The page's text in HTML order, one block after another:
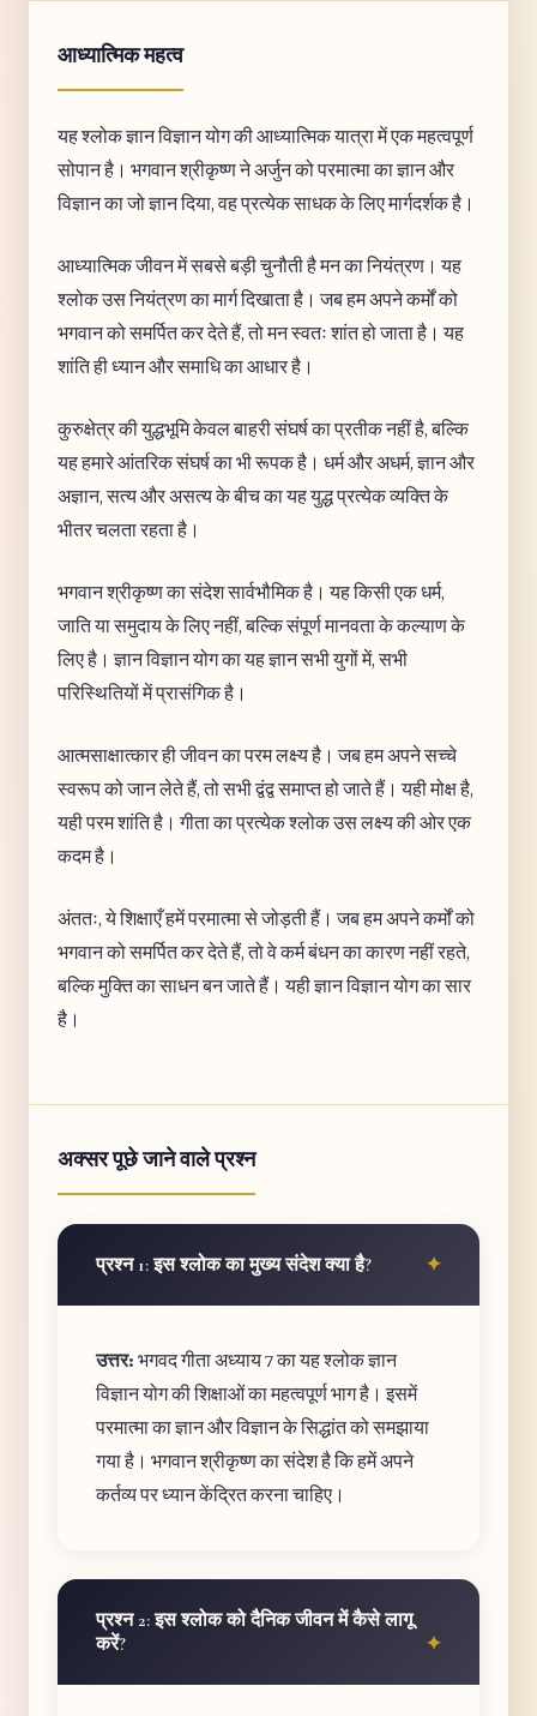
आध्यात्मिक महत्व
यह श्लोक ज्ञान विज्ञान योग की आध्यात्मिक यात्रा में एक महत्वपूर्ण
सोपान है। भगवान श्रीकृष्ण ने अर्जुन को परमात्मा का ज्ञान और
विज्ञान का जो ज्ञान दिया, वह प्रत्येक साधक के लिए मार्गदर्शक है।
आध्यात्मिक जीवन में सबसे बड़ी चुनौती है मन का नियंत्रण। यह
श्लोक उस नियंत्रण का मार्ग दिखाता है। जब हम अपने कर्मों को
भगवान को समर्पित कर देते हैं, तो मन स्वतः शांत हो जाता है। यह
शांति ही ध्यान और समाधि का आधार है।
कुरुक्षेत्र की युद्धभूमि केवल बाहरी संघर्ष का प्रतीक नहीं है, बल्कि
यह हमारे आंतरिक संघर्ष का भी रूपक है। धर्म और अधर्म, ज्ञान और
अज्ञान, सत्य और असत्य के बीच का यह युद्ध प्रत्येक व्यक्ति के
भीतर चलता रहता है।
भगवान श्रीकृष्ण का संदेश सार्वभौमिक है। यह किसी एक धर्म,
जाति या समुदाय के लिए नहीं, बल्कि संपूर्ण मानवता के कल्याण के
लिए है। ज्ञान विज्ञान योग का यह ज्ञान सभी युगों में, सभी
परिस्थितियों में प्रासंगिक है।
आत्मसाक्षात्कार ही जीवन का परम लक्ष्य है। जब हम अपने सच्चे
स्वरूप को जान लेते हैं, तो सभी द्वंद्व समाप्त हो जाते हैं। यही मोक्ष है,
यही परम शांति है। गीता का प्रत्येक श्लोक उस लक्ष्य की ओर एक
कदम है।
अंततः, ये शिक्षाएँ हमें परमात्मा से जोड़ती हैं। जब हम अपने कर्मों को
भगवान को समर्पित कर देते हैं, तो वे कर्म बंधन का कारण नहीं रहते,
बल्कि मुक्ति का साधन बन जाते हैं। यही ज्ञान विज्ञान योग का सार
है।
अक्सर पूछे जाने वाले प्रश्न
प्रश्न 1: इस श्लोक का मुख्य संदेश क्या है?
उत्तर: भगवद गीता अध्याय 7 का यह श्लोक ज्ञान
विज्ञान योग की शिक्षाओं का महत्वपूर्ण भाग है। इसमें
परमात्मा का ज्ञान और विज्ञान के सिद्धांत को समझाया
गया है। भगवान श्रीकृष्ण का संदेश है कि हमें अपने
कर्तव्य पर ध्यान केंद्रित करना चाहिए।
प्रश्न 2: इस श्लोक को दैनिक जीवन में कैसे लागू
करें?